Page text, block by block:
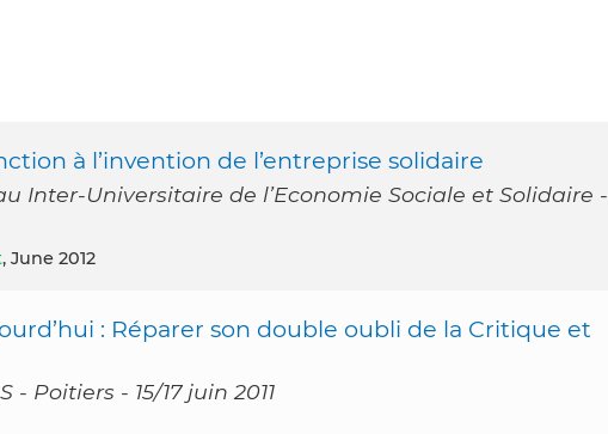
à l’invention de l’entreprise solidaire
Inter-Universitaire de l’Economie Sociale et Solidaire -
, June 2012
: Réparer son double oubli de la Critique et
- Poitiers - 15/17 juin 2011